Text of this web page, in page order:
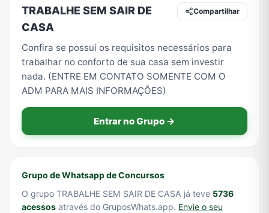
Vídeos
TRABALHE SEM SAIR DE
CASA
Compartilhar
Confira se possui os requisitos necessários para
trabalhar no conforto de sua casa sem investir
nada. (ENTRE EM CONTATO SOMENTE COM O
ADM PARA MAIS INFORMAÇÕES)
Entrar no Grupo →
Grupo de Whatsapp de Concursos
O grupo TRABALHE SEM SAIR DE CASA já teve 5736
acessos através do GruposWhats.app. Envie o seu